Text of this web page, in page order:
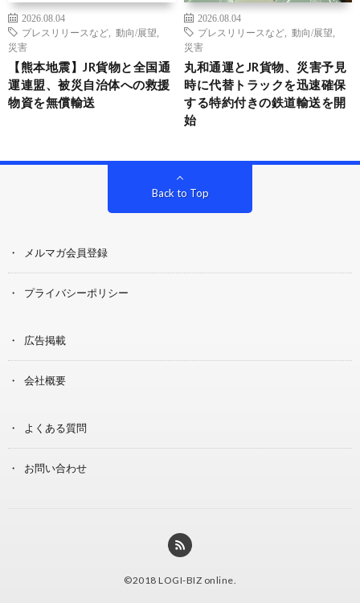
2026.08.04
プレスリリースなど
動向/展望
災害
【熊本地震】JR貨物と全国通
運連盟、被災自治体への救援
物資を無償輸送
2026.08.04
プレスリリースなど
動向/展望
災害
丸和通運とJR貨物、災害予見
時に代替トラックを迅速確保
する特約付きの鉄道輸送を開
始
Back to Top
メルマガ会員登録
プライバシーポリシー
広告掲載
会社概要
よくある質問
お問い合わせ
©2018 LOGI-BIZ online